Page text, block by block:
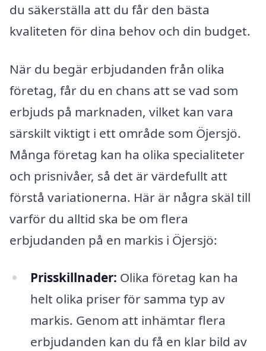
du säkerställa att du får den bästa
kvaliteten för dina behov och din budget.
När du begär erbjudanden från olika
företag, får du en chans att se vad som
erbjuds på marknaden, vilket kan vara
särskilt viktigt i ett område som Öjersjö.
Många företag kan ha olika specialiteter
och prisnivåer, så det är värdefullt att
förstå variationerna. Här är några skäl till
varför du alltid ska be om flera
erbjudanden på en markis i Öjersjö:
Prisskillnader: Olika företag kan ha
helt olika priser för samma typ av
markis. Genom att inhämtar flera
erbjudanden kan du få en klar bild av